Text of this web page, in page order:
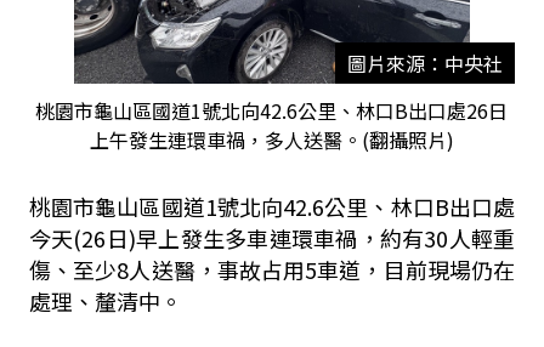
圖片來源：中央社
桃園市龜山區國道1號北向42.6公里、林口B出口處26日
上午發生連環車禍，多人送醫。(翻攝照片)
桃園市龜山區國道1號北向42.6公里、林口B出口處
今天(26日)早上發生多車連環車禍，約有30人輕重
傷、至少8人送醫，事故占用5車道，目前現場仍在
處理、釐清中。